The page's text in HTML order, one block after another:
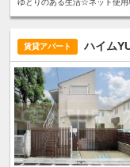
ゆとりのある生活☆ネット使
賃貸アパート ハイム